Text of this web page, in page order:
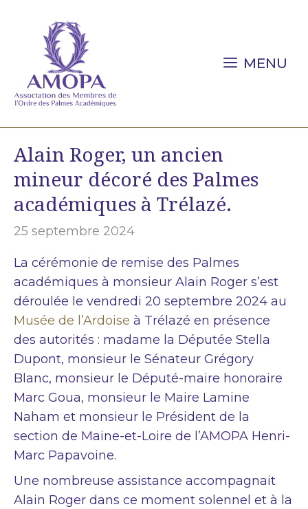
contenu
MENU
Alain Roger, un ancien
mineur décoré des Palmes
académiques à Trélazé.
25 septembre 2024
La cérémonie de remise des Palmes
académiques à monsieur Alain Roger s’est
déroulée le vendredi 20 septembre 2024 au
Musée de l’Ardoise à Trélazé en présence
des autorités : madame la Députée Stella
Dupont, monsieur le Sénateur Grégory
Blanc, monsieur le Député-maire honoraire
Marc Goua, monsieur le Maire Lamine
Naham et monsieur le Président de la
section de Maine-et-Loire de l’AMOPA Henri-
Marc Papavoine.
Une nombreuse assistance accompagnait
Alain Roger dans ce moment solennel et à la